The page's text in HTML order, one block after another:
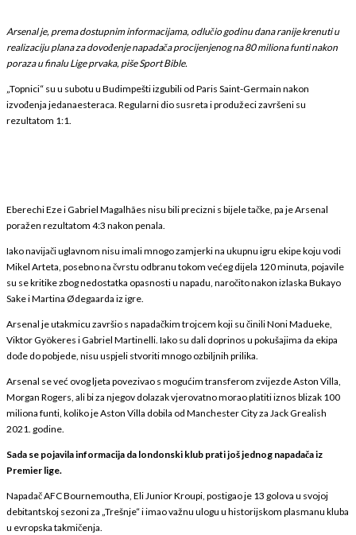
Arsenal je, prema dostupnim informacijama, odlučio godinu dana ranije krenuti u
realizaciju plana za dovođenje napadača procijenjenog na 80 miliona funti nakon
poraza u finalu Lige prvaka, piše Sport Bible.
„Topnici“ su u subotu u Budimpešti izgubili od Paris Saint-Germain nakon
izvođenja jedanaesteraca. Regularni dio susreta i produžeci završeni su
rezultatom 1:1.
Eberechi Eze i Gabriel Magalhães nisu bili precizni s bijele tačke, pa je Arsenal
poražen rezultatom 4:3 nakon penala.
Iako navijači uglavnom nisu imali mnogo zamjerki na ukupnu igru ekipe koju vodi
Mikel Arteta, posebno na čvrstu odbranu tokom većeg dijela 120 minuta, pojavile
su se kritike zbog nedostatka opasnosti u napadu, naročito nakon izlaska Bukayo
Sake i Martina Ødegaarda iz igre.
Arsenal je utakmicu završio s napadačkim trojcem koji su činili Noni Madueke,
Viktor Gyökeres i Gabriel Martinelli. Iako su dali doprinos u pokušajima da ekipa
dođe do pobjede, nisu uspjeli stvoriti mnogo ozbiljnih prilika.
Arsenal se već ovog ljeta povezivao s mogućim transferom zvijezde Aston Villa,
Morgan Rogers, ali bi za njegov dolazak vjerovatno morao platiti iznos blizak 100
miliona funti, koliko je Aston Villa dobila od Manchester City za Jack Grealish
2021. godine.
Sada se pojavila informacija da londonski klub prati još jednog napadača iz
Premier lige.
Napadač AFC Bournemoutha, Eli Junior Kroupi, postigao je 13 golova u svojoj
debitantskoj sezoni za „Trešnje“ i imao važnu ulogu u historijskom plasmanu kluba
u evropska takmičenja.